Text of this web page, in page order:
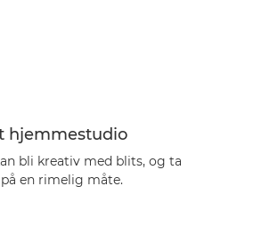
hjemmestudio
bli kreativ med blits, og ta
en rimelig måte.